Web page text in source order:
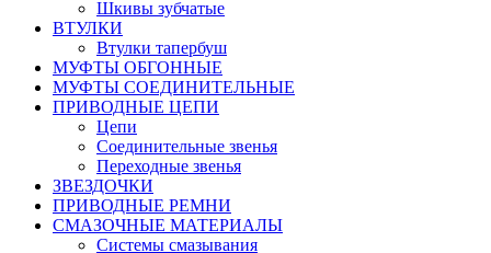
Шкивы зубчатые
ВТУЛКИ
Втулки тапербуш
МУФТЫ ОБГОННЫЕ
МУФТЫ СОЕДИНИТЕЛЬНЫЕ
ПРИВОДНЫЕ ЦЕПИ
Цепи
Соединительные звенья
Переходные звенья
ЗВЕЗДОЧКИ
ПРИВОДНЫЕ РЕМНИ
СМАЗОЧНЫЕ МАТЕРИАЛЫ
Системы смазывания